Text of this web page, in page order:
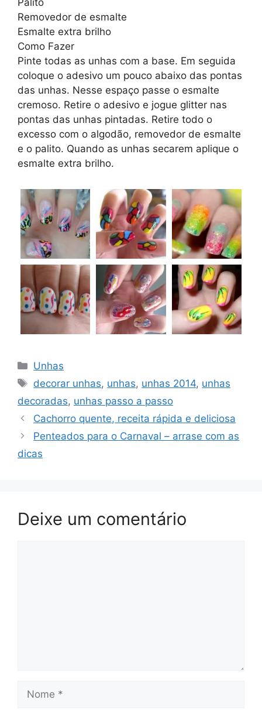
Palito
Removedor de esmalte
Esmalte extra brilho
Como Fazer
Pinte todas as unhas com a base. Em seguida
coloque o adesivo um pouco abaixo das pontas
das unhas. Nesse espaço passe o esmalte
cremoso. Retire o adesivo e jogue glitter nas
pontas das unhas pintadas. Retire todo o
excesso com o algodão, removedor de esmalte
e o palito. Quando as unhas secarem aplique o
esmalte extra brilho.
Categorias
Unhas
Tags
decorar unhas, unhas, unhas 2014, unhas
decoradas, unhas passo a passo
Cachorro quente, receita rápida e deliciosa
Penteados para o Carnaval – arrase com as
dicas
Deixe um comentário
Nome